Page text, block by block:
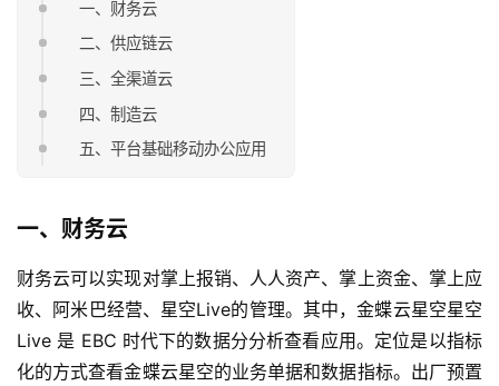
一、财务云
二、供应链云
三、全渠道云
四、制造云
五、平台基础移动办公应用
一、财务云
财务云可以实现对掌上报销、人人资产、掌上资金、掌上应
收、阿米巴经营、星空Live的管理。其中，金蝶云星空星空
Live 是 EBC 时代下的数据分分析查看应用。定位是以指标
化的方式查看金蝶云星空的业务单据和数据指标。出厂预置